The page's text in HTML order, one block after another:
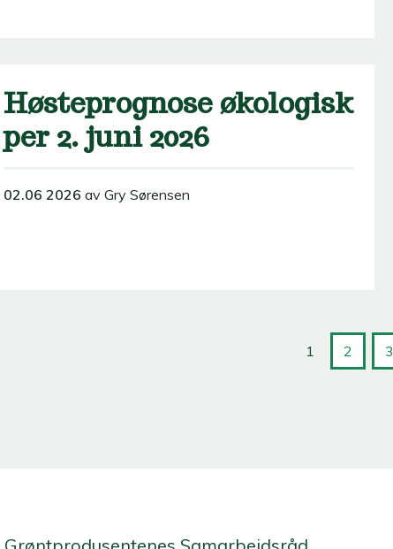
Høsteprognose økologisk
per 2. juni 2026
02.06 2026 av Gry Sørensen
1 2 3